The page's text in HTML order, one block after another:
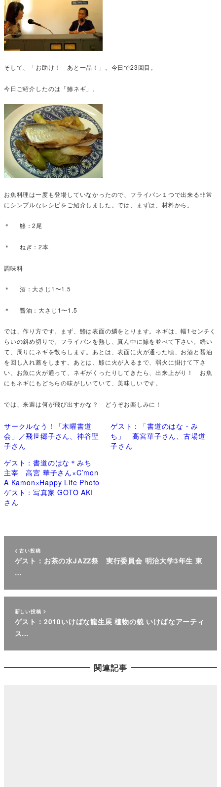
そして、「お助け！ あと一品！」。今日で23回目。
今日ご紹介したのは「鯵ネギ」。
お魚料理は一度も登場していなかったので、フライパン１つで出来る非常
にシンプルなレシピをご紹介しました。では、まずは、材料から。
＊ 鯵：2尾
＊ ねぎ：2本
調味料
＊ 酒：大さじ1〜1.5
＊ 醤油：大さじ1〜1.5
では、作り方です。まず、鯵は表面の鱗をとります。ネギは、幅1センチく
らいの斜め切りで。フライパンを熱し、真ん中に鯵を並べて下さい。続い
て、周りにネギを散らします。あとは、表面に火が通った頃、お酒と醤油
を回し入れ蓋をします。あとは、鯵に火が入るまで、弱火に掛けて下さ
い。お魚に火が通って、ネギがくったりしてきたら、出来上がり！ お魚
にもネギにもどちらの味がしいていて、美味しいです。
では、来週は何が飛び出すかな？ どうぞお楽しみに！
サークルなう！「木曜書道
会」／飛世郷子さん、神谷聖
子さん
ゲスト：「書道のはな・み
ち」 高宮華子さん、古場道
子さん
ゲスト：書道のはな＊みち
主宰 高宮 華子さん×C’mon
A Kamon×Happy Life Photo
ゲスト：写真家 GOTO AKI
さん
古い投稿
ゲスト：お茶の水JAZZ祭 実行委員会 明治大学3年生 東
…
新しい投稿
ゲスト：2010いけばな龍生展 植物の貌 いけばなアーティ
ス…
関連記事